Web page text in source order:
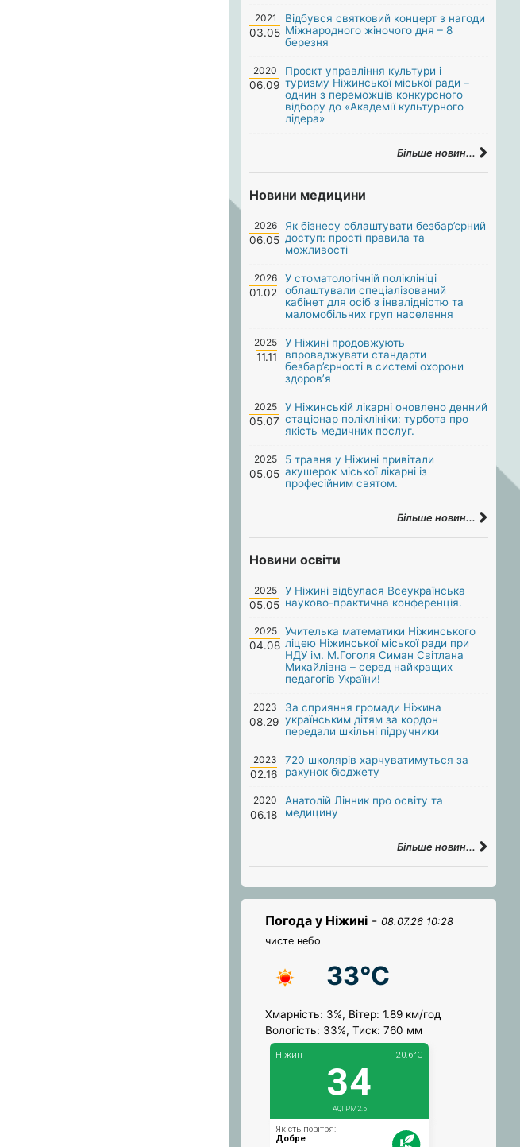
2021
03.05
Відбувся святковий концерт з нагоди
Міжнародного жіночого дня – 8
березня
2020
06.09
Проєкт управління культури і
туризму Ніжинської міської ради –
однин з переможців конкурсного
відбору до «Академії культурного
лідера»
Більше новин...
Новини медицини
2026
06.05
Як бізнесу облаштувати безбар’єрний
доступ: прості правила та
можливості
2026
01.02
У стоматологічній поліклініці
облаштували спеціалізований
кабінет для осіб з інвалідністю та
маломобільних груп населення
2025
11.11
У Ніжині продовжують
впроваджувати стандарти
безбар’єрності в системі охорони
здоров’я
2025
05.07
У Ніжинській лікарні оновлено денний
стаціонар поліклініки: турбота про
якість медичних послуг.
2025
05.05
5 травня у Ніжині привітали
акушерок міської лікарні із
професійним святом.
Більше новин...
Новини освіти
2025
05.05
У Ніжині відбулася Всеукраїнська
науково-практична конференція.
2025
04.08
Учителька математики Ніжинського
ліцею Ніжинської міської ради при
НДУ ім. М.Гоголя Симан Світлана
Михайлівна – серед найкращих
педагогів України!
2023
08.29
За сприяння громади Ніжина
українським дітям за кордон
передали шкільні підручники
2023
02.16
720 школярів харчуватимуться за
рахунок бюджету
2020
06.18
Анатолій Лінник про освіту та
медицину
Більше новин...
Погода у Ніжині - 08.07.26 10:28
чисте небо
33°C
Хмарність: 3%, Вітер: 1.89 км/год
Вологість: 33%, Тиск: 760 мм